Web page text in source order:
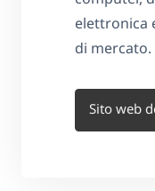
elettronica
di mercato.
Sito web